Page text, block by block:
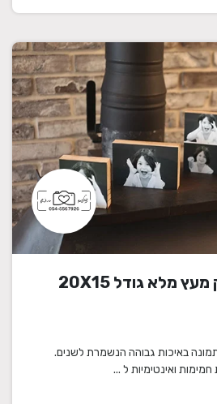
באיכות גבוהה הנשמרת לשנים.
ואינטימיות ל ...